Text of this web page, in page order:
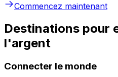
Commencez maintenant
Destinations pour
l'argent
Connecter le monde